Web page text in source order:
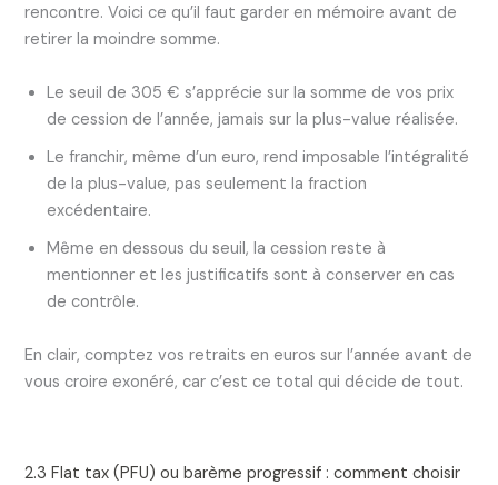
rencontre. Voici ce qu’il faut garder en mémoire avant de
retirer la moindre somme.
Le seuil de 305 € s’apprécie sur la somme de vos prix
de cession de l’année, jamais sur la plus-value réalisée.
Le franchir, même d’un euro, rend imposable l’intégralité
de la plus-value, pas seulement la fraction
excédentaire.
Même en dessous du seuil, la cession reste à
mentionner et les justificatifs sont à conserver en cas
de contrôle.
En clair, comptez vos retraits en euros sur l’année avant de
vous croire exonéré, car c’est ce total qui décide de tout.
2.3 Flat tax (PFU) ou barème progressif : comment choisir